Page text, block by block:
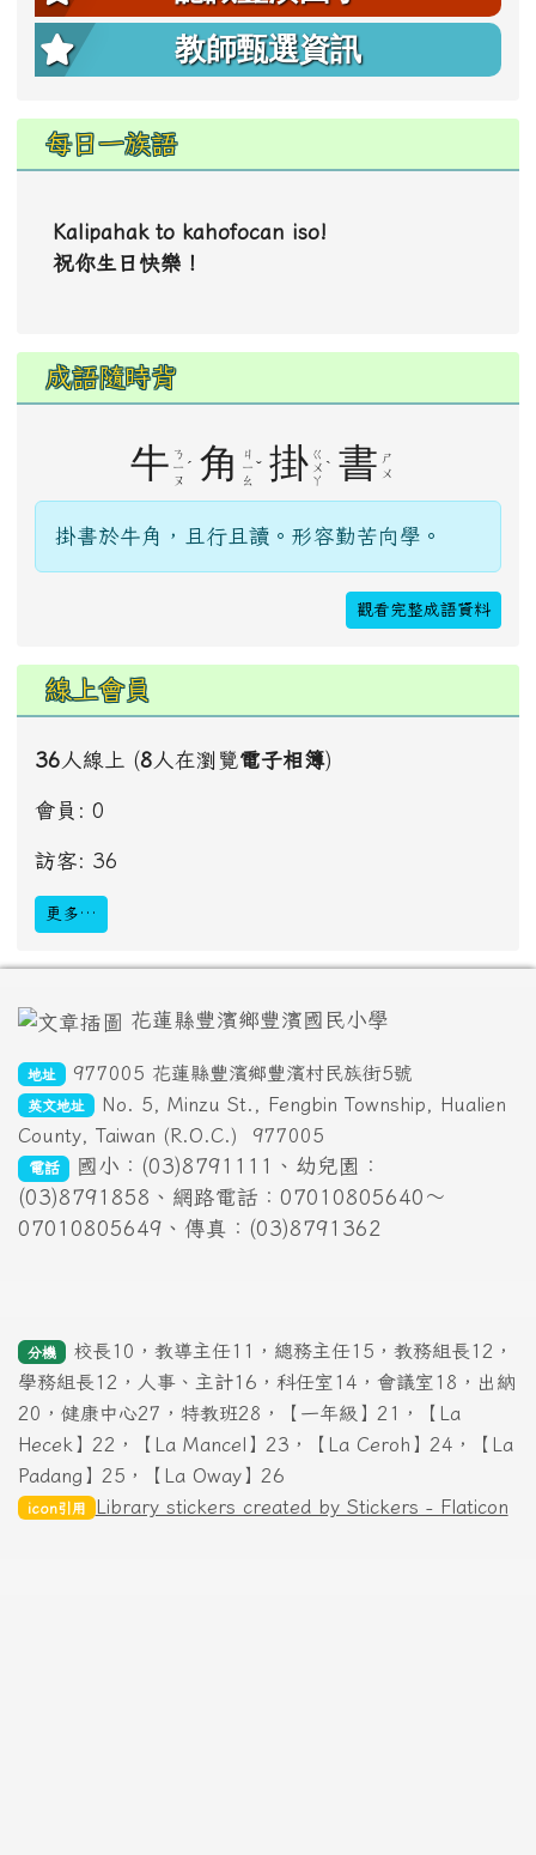
教師甄選資訊
每日一族語
Kalipahak to kahofocan iso!
祝你生日快樂！
成語隨時背
牛 ㄋ
ㄧ
ㄡ
ˊ 角
ㄐ
ㄧ
ㄠ
ˇ 掛 ㄍ
ㄨ
ㄚ
ˋ 書 ㄕ
ㄨ
掛書於牛角，且行且讀。形容勤苦向學。
觀看完整成語資料
線上會員
36 人線上 (8 人在瀏覽電子相簿)
會員: 0
訪客: 36
更多…
花蓮縣豐濱鄉豐濱國民小學
地址 977005 花蓮縣豐濱鄉豐濱村民族街5號
英文地址
No. 5, Minzu St., Fengbin Township, Hualien
County, Taiwan (R.O.C.)
977005
電話
國小：(03)8791111、幼兒園：
(03)8791858、網路電話：07010805640～
07010805649、傳真：(03)8791362
分機
校長10，教導主任11，總務主任15，教務組長12，
學務組長12，人事、主計16，科任室14，會議室18，出納
20，健康中心27，特教班28，【一年級】21，【La
Hecek】22，【La Mancel】23，【La Ceroh】24，【La
Padang】25，【La Oway】26
icon引用 Library stickers created by Stickers - Flaticon